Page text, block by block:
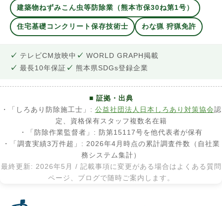
建築物ねずみこん虫等防除業（熊本市保30ね第1号）
住宅基礎コンクリート保存技術士 わな猟 狩猟免許
テレビCM放映中
WORLD GRAPH掲載
最長10年保証
熊本県SDGs登録企業
■ 証拠・出典
・「しろあり防除施工士」: 公益社団法人日本しろあり対策協会認
定、資格保有スタッフ複数名在籍
・「防除作業監督者」: 防第15117号を他代表者が保有
・「調査実績3万件超」: 2026年4月時点の累計調査件数（自社業
務システム集計）
最終更新: 2026年5月 / 記載事項に変更がある場合はよくある質問
ページ、ブログで随時ご案内します。